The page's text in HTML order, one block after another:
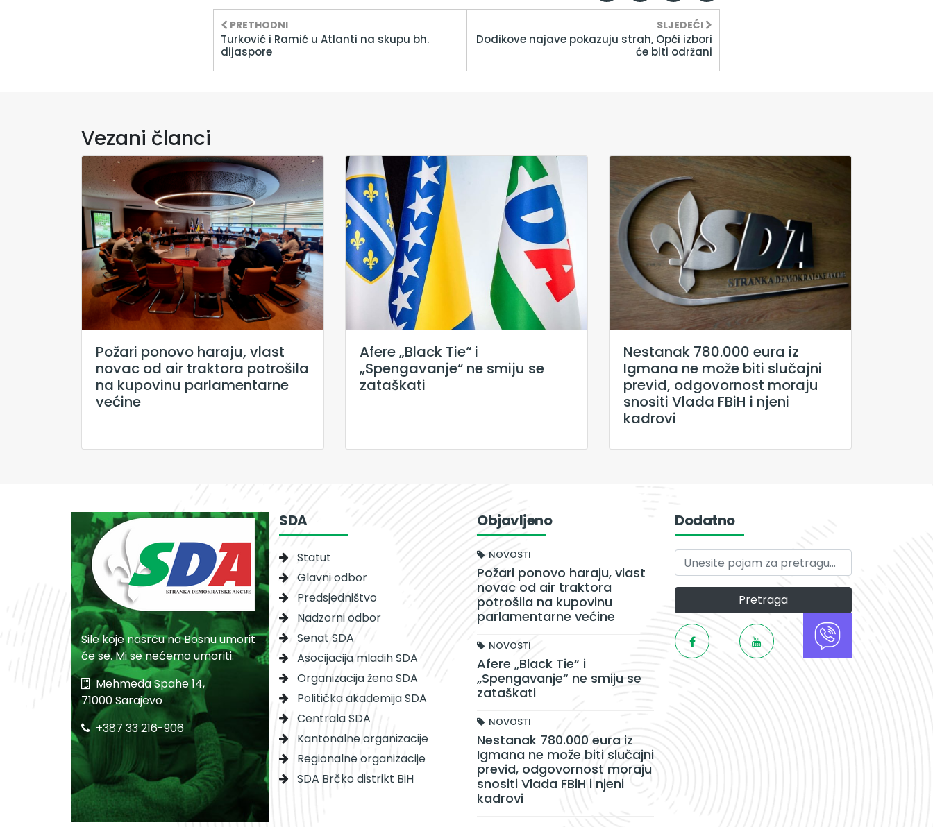
PRETHODNI
Turković i Ramić u Atlanti na skupu bh.
dijaspore
SLJEDEĆI
Dodikove najave pokazuju strah, Opći izbori
će biti održani
Vezani članci
Požari ponovo haraju, vlast
novac od air traktora potrošila
na kupovinu parlamentarne
većine
Afere „Black Tie“ i
„Spengavanje“ ne smiju se
zataškati
Nestanak 780.000 eura iz
Igmana ne može biti slučajni
previd, odgovornost moraju
snositi Vlada FBiH i njeni
kadrovi
Sile koje nasrću na Bosnu umorit
će se. Mi se nećemo umoriti.
Mehmeda Spahe 14,
71000 Sarajevo
+387 33 216-906
SDA
Statut
Glavni odbor
Predsjedništvo
Nadzorni odbor
Senat SDA
Asocijacija mladih SDA
Organizacija žena SDA
Politička akademija SDA
Centrala SDA
Kantonalne organizacije
Regionalne organizacije
SDA Brčko distrikt BiH
Objavljeno
NOVOSTI
Požari ponovo haraju, vlast
novac od air traktora
potrošila na kupovinu
parlamentarne većine
NOVOSTI
Afere „Black Tie“ i
„Spengavanje“ ne smiju se
zataškati
NOVOSTI
Nestanak 780.000 eura iz
Igmana ne može biti slučajni
previd, odgovornost moraju
snositi Vlada FBiH i njeni
kadrovi
Dodatno
Pretraga